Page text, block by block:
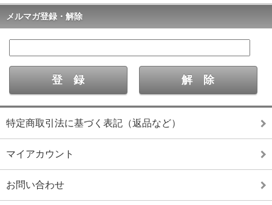
メルマガ登録・解除
特定商取引法に基づく表記（返品など）
マイアカウント
お問い合わせ